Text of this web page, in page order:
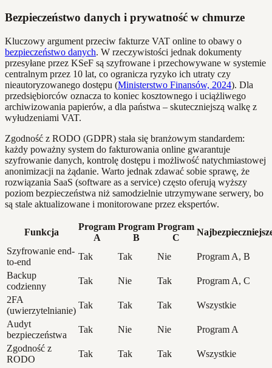
Bezpieczeństwo danych i prywatność w chmurze
Kluczowy argument przeciw fakturze VAT online to obawy o
bezpieczeństwo danych. W rzeczywistości jednak dokumenty
przesyłane przez KSeF są szyfrowane i przechowywane w systemie
centralnym przez 10 lat, co ogranicza ryzyko ich utraty czy
nieautoryzowanego dostępu (Ministerstwo Finansów, 2024). Dla
przedsiębiorców oznacza to koniec kosztownego i uciążliwego
archiwizowania papierów, a dla państwa – skuteczniejszą walkę z
wyłudzeniami VAT.
Zgodność z RODO (GDPR) stała się branżowym standardem:
każdy poważny system do fakturowania online gwarantuje
szyfrowanie danych, kontrolę dostępu i możliwość natychmiastowej
anonimizacji na żądanie. Warto jednak zdawać sobie sprawę, że
rozwiązania SaaS (software as a service) często oferują wyższy
poziom bezpieczeństwa niż samodzielnie utrzymywane serwery, bo
są stale aktualizowane i monitorowane przez ekspertów.
Funkcja
Program
A
Program
B
Program
C
Szyfrowanie end-
to-end
Tak Tak Nie
Program A, B
Backup
codzienny
Tak Nie Tak
Program A, C
2FA
(uwierzytelnianie)
Tak Tak Tak
Wszystkie
Audyt
bezpieczeństwa
Tak Nie Nie
Program A
Zgodność z
RODO
Tak Tak Tak Wszystkie